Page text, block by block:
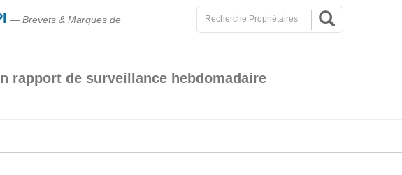
— Brevets & Marques de
rapport de surveillance hebdomadaire